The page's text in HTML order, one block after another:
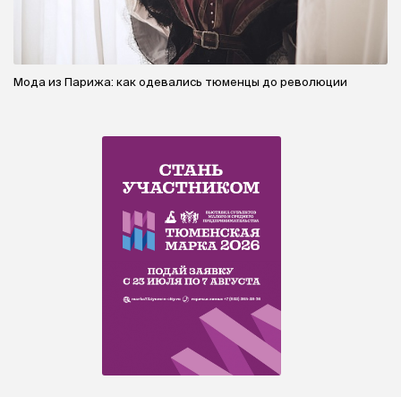
Мода из Парижа: как одевались тюменцы до революции